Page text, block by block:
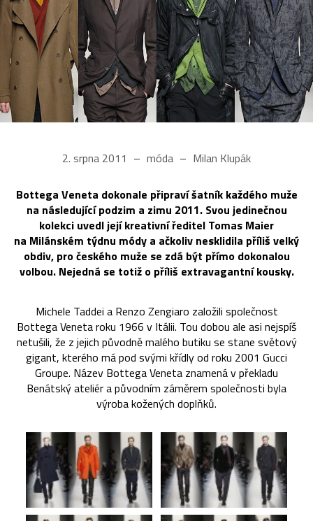
2. srpna 2011 móda Milan Klupák
Bottega Veneta dokonale připraví šatník každého muže
na následující podzim a zimu 2011. Svou jedinečnou
kolekci uvedl její kreativní ředitel Tomas Maier
na Milánském týdnu módy a ačkoliv nesklidila příliš velký
obdiv, pro českého muže se zdá být přímo dokonalou
volbou. Nejedná se totiž o příliš extravagantní kousky.
Michele Taddei a Renzo Zengiaro založili společnost
Bottega Veneta roku 1966 v Itálii. Tou dobou ale asi nejspíš
netušili, že z jejich původně malého butiku se stane světový
gigant, kterého má pod svými křídly od roku 2001 Gucci
Groupe. Název Bottega Veneta znamená v překladu
Benátský ateliér a původním záměrem společnosti byla
výroba kožených doplňků.